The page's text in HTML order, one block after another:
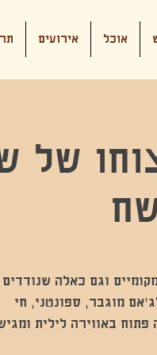
אוכל אירועים
של
וגם כאלה שנודדים
מוגבר, ספונטני, חי
באווירה לילית